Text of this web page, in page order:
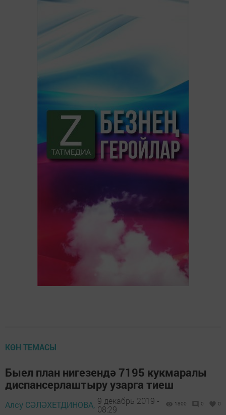
КӨН ТЕМАСЫ
Быел план нигезендә 7195 кукмаралы
диспансерлаштыру узарга тиеш
Алсу СӘЛӘХЕТДИНОВА, 9 декабрь 2019 -
08:29
1800 0 0